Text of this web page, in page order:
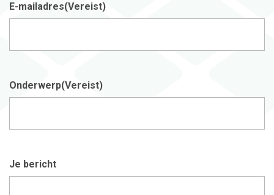
E-mailadres(Vereist)
Onderwerp(Vereist)
Je bericht